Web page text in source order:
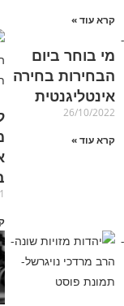
קרא עוד »
מי בוחר ביום
הבחירות בחירה
אינטליגנטית
26/10/2022
קרא עוד »